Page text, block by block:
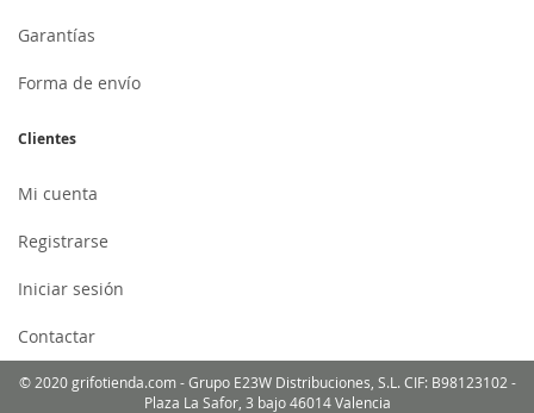
Garantías
Forma de envío
Clientes
Mi cuenta
Registrarse
Iniciar sesión
Contactar
© 2020 grifotienda.com - Grupo E23W Distribuciones, S.L. CIF: B98123102 -
Plaza La Safor, 3 bajo 46014 Valencia